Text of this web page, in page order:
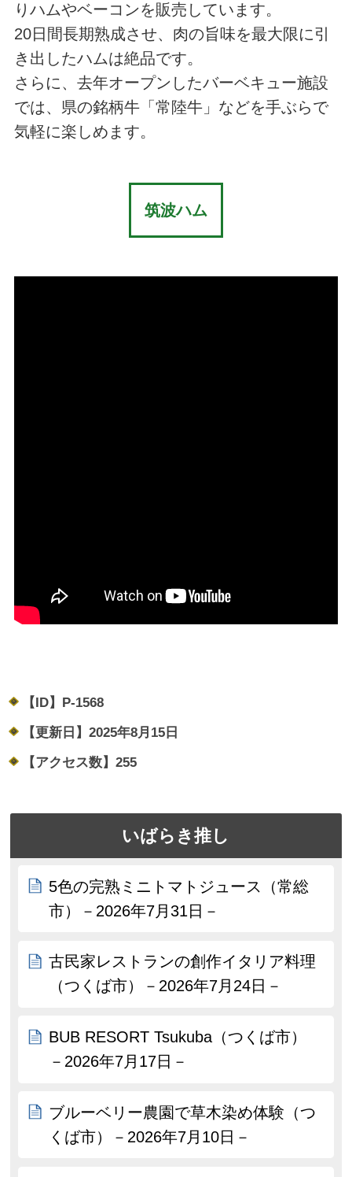
りハムやベーコンを販売しています。
20日間長期熟成させ、肉の旨味を最大限に引
き出したハムは絶品です。
さらに、去年オープンしたバーベキュー施設
では、県の銘柄牛「常陸牛」などを手ぶらで
気軽に楽しめます。
筑波ハム
【ID】 P-1568
【更新日】 2025年8月15日
【アクセス数】 255
いばらき推し
5色の完熟ミニトマトジュース（常総
市）－2026年7月31日－
古民家レストランの創作イタリア料理
（つくば市）－2026年7月24日－
BUB RESORT Tsukuba（つくば市）
－2026年7月17日－
ブルーベリー農園で草木染め体験（つ
くば市）－2026年7月10日－